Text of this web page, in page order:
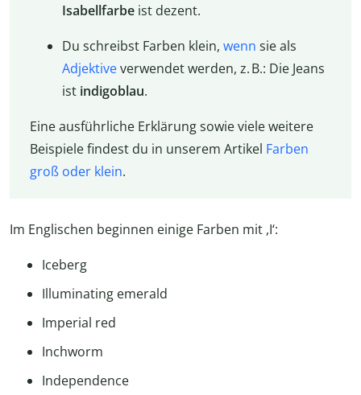
Isabellfarbeist dezent.
Du schreibst Farben klein, wenn sie als
Adjektiveverwendet werden, z. B.: Die Jeans
ist indigoblau.
Eine ausführliche Erklärung sowie viele weitere
Beispiele findest du in unserem Artikel Farben
groß oder klein.
Im Englischen beginnen einige Farben mit ,I‘:
Iceberg
Illuminating emerald
Imperial red
Inchworm
Independence